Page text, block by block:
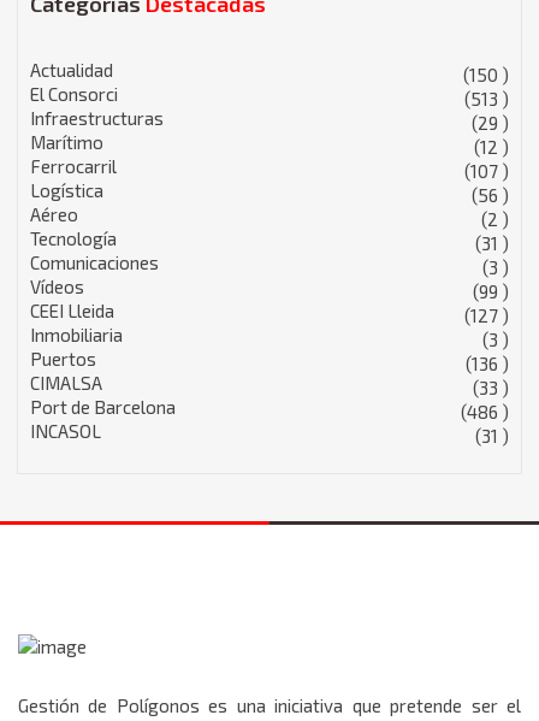
Actualidad
(150 )
El Consorci
(513 )
Infraestructuras
(29 )
Marítimo
(12 )
Ferrocarril
(107 )
Logística
(56 )
Aéreo
(2 )
Tecnología
(31 )
Comunicaciones
(3 )
Vídeos
(99 )
CEEI Lleida
(127 )
Inmobiliaria
(3 )
Puertos
(136 )
CIMALSA
(33 )
Port de Barcelona
(486 )
INCASOL
(31 )
Gestión de Polígonos es una iniciativa que pretende ser el